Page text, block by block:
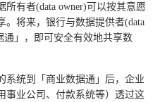
所有者(data owner)可以按其意愿
。将来，银行与数据提供者(data
通」，即可安全有效地共享数
系统到「商业数据通」后，企业
事业公司、付款系统等）透过这